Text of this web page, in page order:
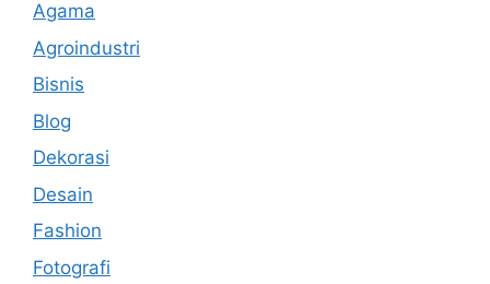
Agama
Agroindustri
Bisnis
Blog
Dekorasi
Desain
Fashion
Fotografi